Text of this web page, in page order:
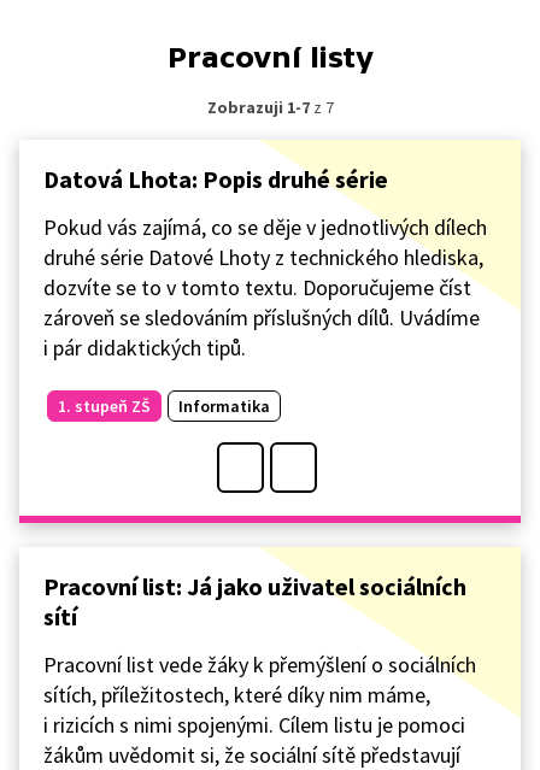
Pracovní listy
Zobrazuji 1-7z 7
Datová Lhota: Popis druhé série
Pokud vás zajímá, co se děje v jednotlivých dílech
druhé série Datové Lhoty z technického hlediska,
dozvíte se to v tomto textu. Doporučujeme číst
zároveň se sledováním příslušných dílů. Uvádíme
i pár didaktických tipů.
1. stupeň ZŠ Informatika
Pracovní list: Já jako uživatel sociálních
sítí
Pracovní list vede žáky k přemýšlení o sociálních
sítích, příležitostech, které díky nim máme,
i rizicích s nimi spojenými. Cílem listu je pomoci
žákům uvědomit si, že sociální sítě představují